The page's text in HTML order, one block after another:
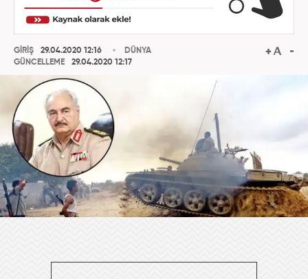
GİRİŞ
29.04.2020 12:16
GÜNCELLEME
29.04.2020 12:17
DÜNYA